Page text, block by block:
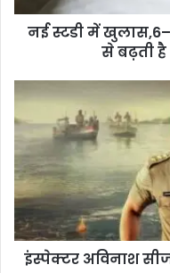
नई स्टडी में
से बढ़ती है
इंस्पेक्टर अविनाश